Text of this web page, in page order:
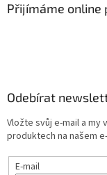
Přijímáme online
Odebírat
Vložte svůj e-mail a my
produktech na našem
E-mail